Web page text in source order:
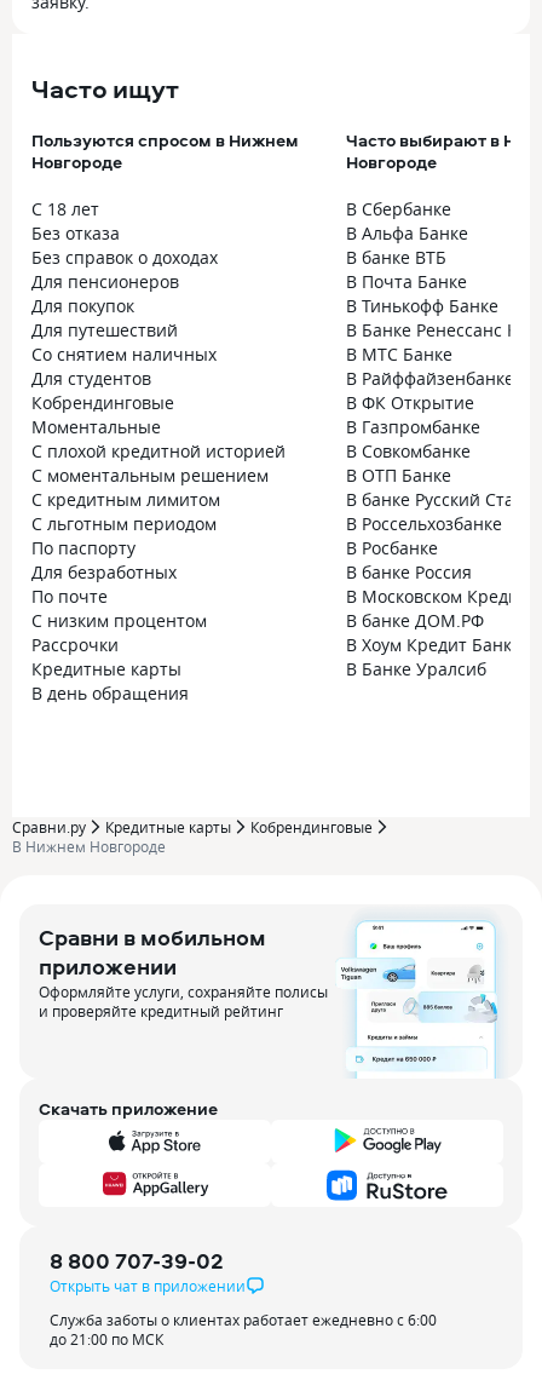
Часто ищут
Пользуются спросом в Нижнем
Новгороде
С 18 лет
Без отказа
Без справок о доходах
Для пенсионеров
Для покупок
Для путешествий
Со снятием наличных
Для студентов
Кобрендинговые
Моментальные
С плохой кредитной историей
С моментальным решением
С кредитным лимитом
С льготным периодом
По паспорту
Для безработных
По почте
С низким процентом
Рассрочки
Кредитные карты
В день обращения
Часто выбирают в
Новгороде
В Сбербанке
В Альфа Банке
В банке ВТБ
В Почта Банке
В Тинькофф Банке
В Банке Ренессанс
В МТС Банке
В Райффайзенбанке
В ФК Открытие
В Газпромбанке
В Совкомбанке
В ОТП Банке
В банке Русский
В Россельхозбанке
В Росбанке
В банке Россия
В Московском
В банке ДОМ.РФ
В Хоум Кредит Банке
В Банке Уралсиб
Сравни.ру Кредитные карты
Кобрендинговые
В Нижнем Новгороде
Сравни в мобильном
приложении
Оформляйте услуги, сохраняйте полисы
и проверяйте кредитный рейтинг
Скачать приложение
8 800 707-39-02
Открыть чат в приложении
Служба заботы о клиентах работает ежедневно с 6:00
до 21:00 по МСК